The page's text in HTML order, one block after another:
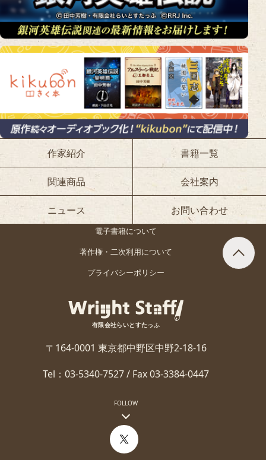
作家紹介 書籍一覧
関連商品 会社案内
ニュース お問い合わせ
電子書籍について
著作権・二次利用について
プライバシーポリシー
有限会社らいとすたっふ
〒164-0001 東京都中野区中野2-18-16
Tel：03-5340-7527 / Fax 03-3384-0447
FOLLOW